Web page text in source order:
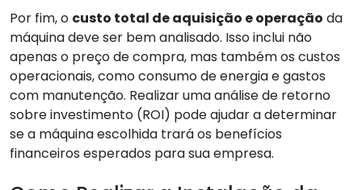
Por fim, o custo total de aquisição e operação da
máquina deve ser bem analisado. Isso inclui não
apenas o preço de compra, mas também os custos
operacionais, como consumo de energia e gastos
com manutenção. Realizar uma análise de retorno
sobre investimento (ROI) pode ajudar a determinar
se a máquina escolhida trará os benefícios
financeiros esperados para sua empresa.